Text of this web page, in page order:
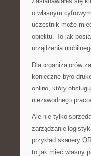
o własnym
uczestnik może
obiektu. To jak
urządzenia
Dla organizatorów
konieczne było
online, który
niezawodnego
Ale nie tylko
zarządzanie
przykład skanery
to jak mieć własny